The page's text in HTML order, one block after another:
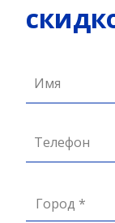
Имя
Телефон
Город *